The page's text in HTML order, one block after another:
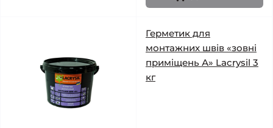
Герметик для
монтажних швів «зовні
приміщень А» Lacrysil 3
кг